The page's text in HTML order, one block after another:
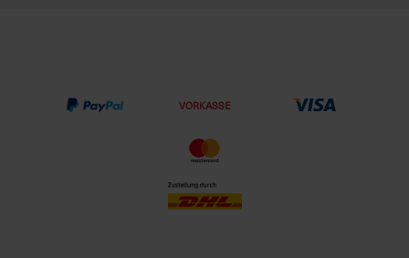
VORKASSE